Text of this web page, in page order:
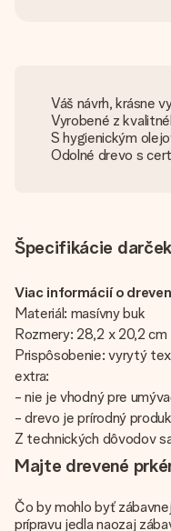
Váš návrh, krásne
Vyrobené z
S hygienickým
Odolné drevo s
Špecifikácie
Viac informácií o
Materiál: masívny buk
Rozmery: 28,2 x 20,2 cm
Prispôsobenie: vyrytý
extra:
- nie je vhodný pre
- drevo je prírodný
Z technických dôvodov
Majte drevené
Čo by mohlo byť
prípravu jedla naozaj